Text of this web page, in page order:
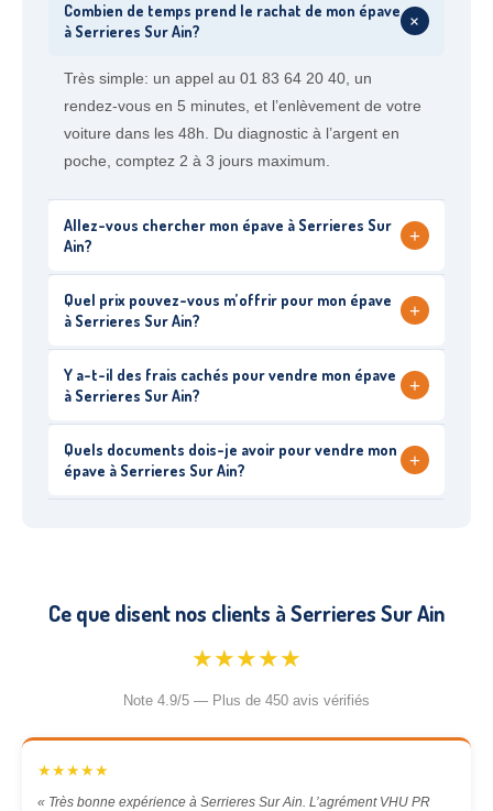
Combien de temps prend le rachat de mon épave
à Serrieres Sur Ain?
+
Très simple: un appel au 01 83 64 20 40, un
rendez-vous en 5 minutes, et l’enlèvement de votre
voiture dans les 48h. Du diagnostic à l’argent en
poche, comptez 2 à 3 jours maximum.
Allez-vous chercher mon épave à Serrieres Sur
Ain?
+
Quel prix pouvez-vous m’offrir pour mon épave
à Serrieres Sur Ain?
+
Y a-t-il des frais cachés pour vendre mon épave
à Serrieres Sur Ain?
+
Quels documents dois-je avoir pour vendre mon
épave à Serrieres Sur Ain?
+
Ce que disent nos clients à Serrieres Sur Ain
★★★★★
Note 4.9/5 — Plus de 450 avis vérifiés
★★★★★
« Très bonne expérience à Serrieres Sur Ain. L’agrément VHU PR